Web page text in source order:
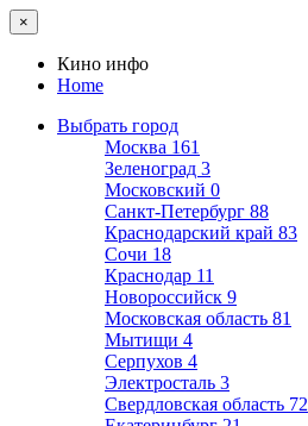
×
Кино инфо
Home
Выбрать город
Москва 161
Зеленоград 3
Московский 0
Санкт-Петербург 88
Краснодарский край 83
Сочи 18
Краснодар 11
Новороссийск 9
Московская область 81
Мытищи 4
Серпухов 4
Электросталь 3
Свердловская область 72